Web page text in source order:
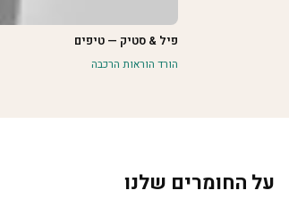
פיל & סטיק — טיפים
הורד הוראות הרכבה
על החומרים שלנו